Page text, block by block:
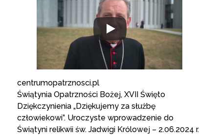
centrumopatrznosci.pl
Świątynia Opatrzności Bożej, XVII Święto
Dziękczynienia „Dziękujemy za służbę
człowiekowi”. Uroczyste wprowadzenie do
Świątyni relikwii św. Jadwigi Królowej – 2.06.2024 r.